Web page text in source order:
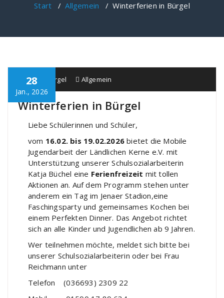
Start /Allgemein /Winterferien in Bürgel
28
Jan., 2026
Schule Bürgel Allgemein
Winterferien in Bürgel
Liebe Schülerinnen und Schüler,
vom 16.02. bis 19.02.2026 bietet die Mobile
Jugendarbeit der Ländlichen Kerne e.V. mit
Unterstützung unserer Schulsozialarbeiterin
Katja Büchel eine Ferienfreizeit mit tollen
Aktionen an. Auf dem Programm stehen unter
anderem ein Tag im Jenaer Stadion,eine
Faschingsparty und gemeinsames Kochen bei
einem Perfekten Dinner. Das Angebot richtet
sich an alle Kinder und Jugendlichen ab 9 Jahren.
Wer teilnehmen möchte, meldet sich bitte bei
unserer Schulsozialarbeiterin oder bei Frau
Reichmann unter
Telefon (036693) 2309 22